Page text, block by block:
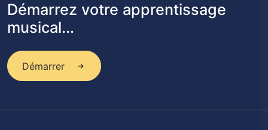
Démarrez votre apprentissage
musical...
Démarrer